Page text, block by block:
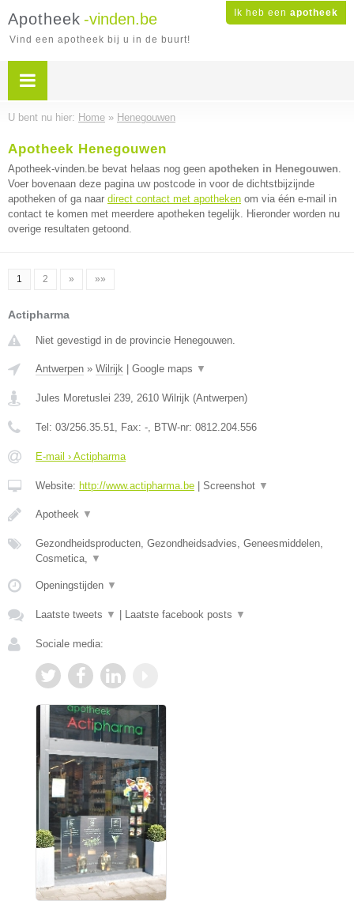
Ik heb een apotheek
Apotheek -vinden.be
Vind een apotheek bij u in de buurt!
U bent nu hier: Home » Henegouwen
Apotheek Henegouwen
Apotheek-vinden.be bevat helaas nog geen apotheken in Henegouwen.
Voer bovenaan deze pagina uw postcode in voor de dichtstbijzijnde
apotheken of ga naar direct contact met apotheken om via één e-mail in
contact te komen met meerdere apotheken tegelijk. Hieronder worden nu
overige resultaten getoond.
1 2 » »»
Actipharma
Niet gevestigd in de provincie Henegouwen.
Antwerpen » Wilrijk Google maps ▼
Jules Moretuslei 239, 2610 Wilrijk (Antwerpen)
Tel: 03/256.35.51, Fax: -, BTW-nr: 0812.204.556
E-mail › Actipharma
Website: http://www.actipharma.be Screenshot ▼
Apotheek ▼
Gezondheidsproducten, Gezondheidsadvies, Geneesmiddelen,
Cosmetica, ▼
Openingstijden ▼
Laatste tweets ▼ Laatste facebook posts ▼
Sociale media: